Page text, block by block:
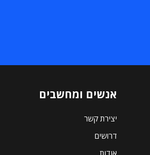
אנשים ומחשבים
יצירת קשר
דרושים